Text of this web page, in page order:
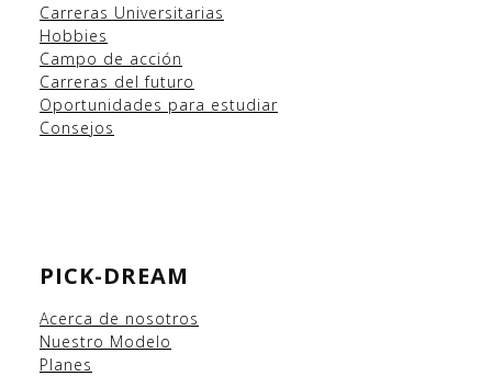
Carreras Universitarias
Hobbies
Campo de acción
Carreras del futuro
Oportunidades para estudiar
Consejos
PICK-DREAM
Acerca de nosotros
Nuestro Modelo
Planes